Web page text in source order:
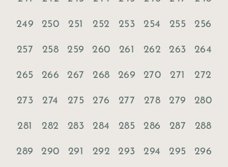
249 250 251 252 253 254 255 256
257 258 259 260 261 262 263 264
265 266 267 268 269 270 271 272
273 274 275 276 277 278 279 280
281 282 283 284 285 286 287 288
289 290 291 292 293 294 295 296